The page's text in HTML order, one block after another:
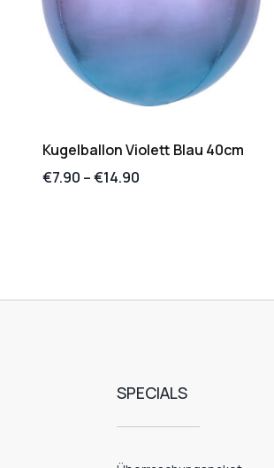
Kugelballon Violett Blau 40cm
€7.90 –€14.90
SPECIALS